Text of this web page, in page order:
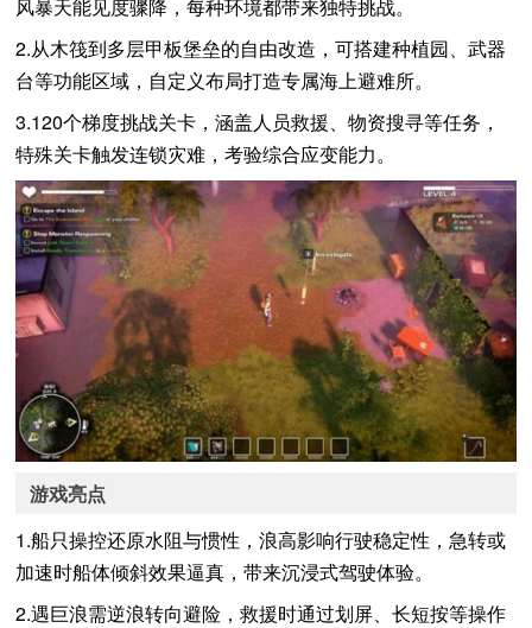
风暴天能见度骤降，每种环境都带来独特挑战。
2.从木筏到多层甲板堡垒的自由改造，可搭建种植园、武器
台等功能区域，自定义布局打造专属海上避难所。
3.120个梯度挑战关卡，涵盖人员救援、物资搜寻等任务，
特殊关卡触发连锁灾难，考验综合应变能力。
游戏亮点
1.船只操控还原水阻与惯性，浪高影响行驶稳定性，急转或
加速时船体倾斜效果逼真，带来沉浸式驾驶体验。
2.遇巨浪需逆浪转向避险，救援时通过划屏、长短按等操作